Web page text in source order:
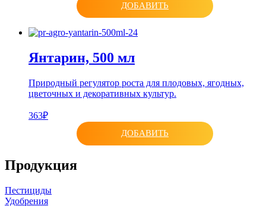
ДОБАВИТЬ
Янтарин, 500 мл
Природный регулятор роста для плодовых, ягодных,
цветочных и декоративных культур.
363₽
ДОБАВИТЬ
Продукция
Пестициды
Удобрения